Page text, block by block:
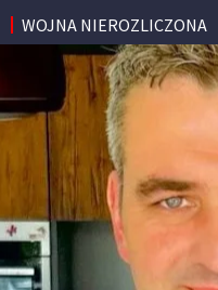
WOJNA NIEROZLICZONA